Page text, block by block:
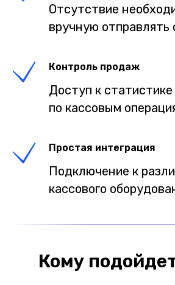
Отсутствие
вручную отправлять
Контроль продаж
Доступ к
по кассовым
Простая интеграция
Подключение к
кассового
Кому